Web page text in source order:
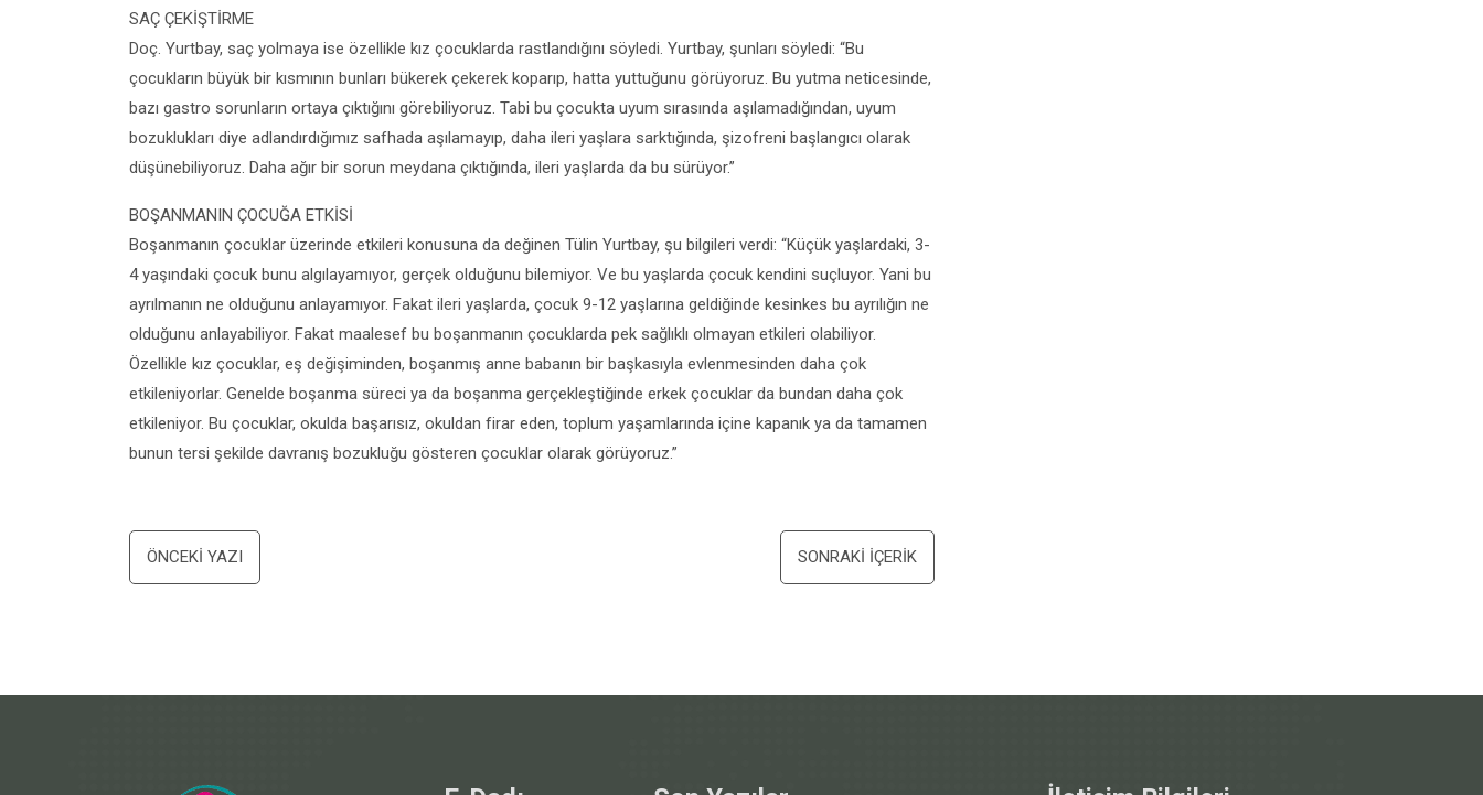
SAÇ ÇEKİŞTİRME
Doç. Yurtbay, saç yolmaya ise özellikle kız çocuklarda rastlandığını söyledi. Yurtbay, şunları söyledi: “Bu
çocukların büyük bir kısmının bunları bükerek çekerek koparıp, hatta yuttuğunu görüyoruz. Bu yutma neticesinde,
bazı gastro sorunların ortaya çıktığını görebiliyoruz. Tabi bu çocukta uyum sırasında aşılamadığından, uyum
bozuklukları diye adlandırdığımız safhada aşılamayıp, daha ileri yaşlara sarktığında, şizofreni başlangıcı olarak
düşünebiliyoruz. Daha ağır bir sorun meydana çıktığında, ileri yaşlarda da bu sürüyor.”
BOŞANMANIN ÇOCUĞA ETKİSİ
Boşanmanın çocuklar üzerinde etkileri konusuna da değinen Tülin Yurtbay, şu bilgileri verdi: “Küçük yaşlardaki, 3-
4 yaşındaki çocuk bunu algılayamıyor, gerçek olduğunu bilemiyor. Ve bu yaşlarda çocuk kendini suçluyor. Yani bu
ayrılmanın ne olduğunu anlayamıyor. Fakat ileri yaşlarda, çocuk 9-12 yaşlarına geldiğinde kesinkes bu ayrılığın ne
olduğunu anlayabiliyor. Fakat maalesef bu boşanmanın çocuklarda pek sağlıklı olmayan etkileri olabiliyor.
Özellikle kız çocuklar, eş değişiminden, boşanmış anne babanın bir başkasıyla evlenmesinden daha çok
etkileniyorlar. Genelde boşanma süreci ya da boşanma gerçekleştiğinde erkek çocuklar da bundan daha çok
etkileniyor. Bu çocuklar, okulda başarısız, okuldan firar eden, toplum yaşamlarında içine kapanık ya da tamamen
bunun tersi şekilde davranış bozukluğu gösteren çocuklar olarak görüyoruz.”
Yazı
dolaşımı
ÖNCEKI YAZI SONRAKI İÇERIK